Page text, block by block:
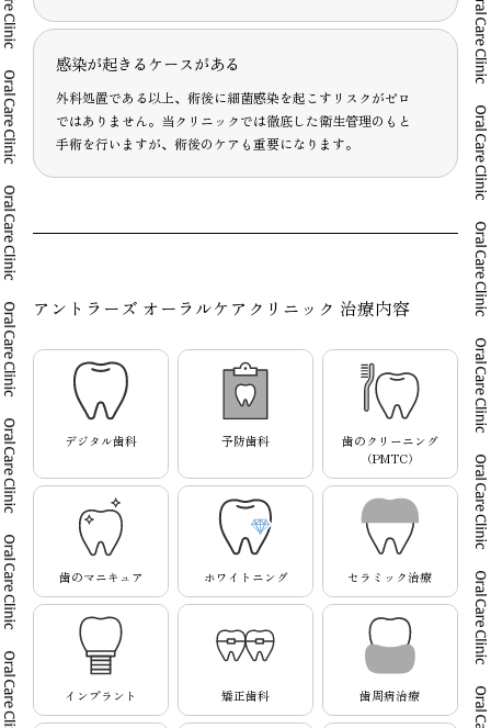
感染が起きるケースがある
外科処置である以上、術後に細菌感染を起こすリスクがゼロ
ではありません。当クリニックでは徹底した衛生管理のもと
手術を行いますが、術後のケアも重要になります。
アントラーズ オーラルケアクリニック 治療内容
デジタル歯科 予防歯科
歯のクリーニング
（PMTC）
歯のマニキュア ホワイトニング セラミック治療
インプラント 矯正歯科 歯周病治療